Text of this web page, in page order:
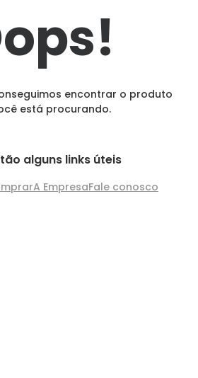
encontrar o produto
está procurando.
alguns links úteis
A EmpresaFale conosco